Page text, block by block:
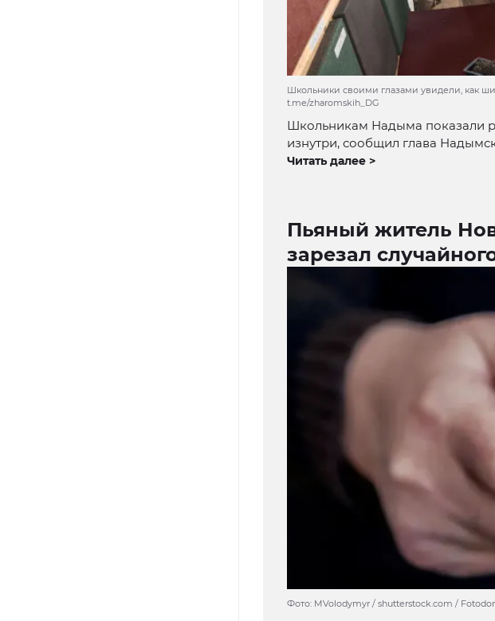
Школьники своими глазами увидели, как
t.me/zharomskih_DG
Школьникам Надыма показали
изнутри, сообщил глава
Читать далее >
Пьяный житель
зарезал
Фото: MVolodymyr / shutterstock.com /